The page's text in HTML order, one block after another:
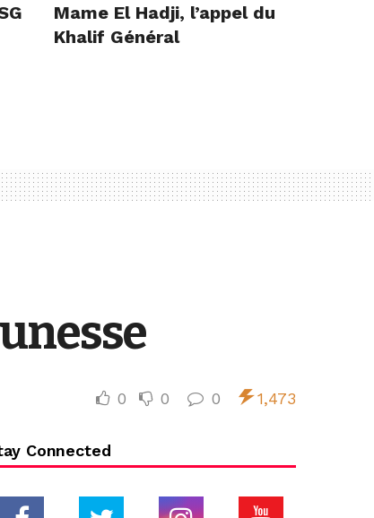
Mame El Hadji, l’appel du
Khalif Général
0 0 0 1,473
Connected